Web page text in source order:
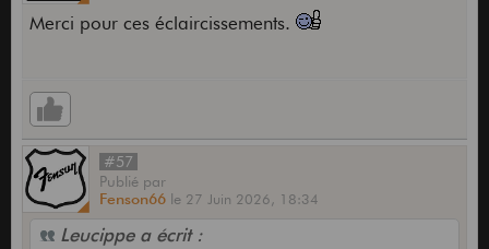
Merci pour ces éclaircissements.
#57
Publié par
Fenson66 le 27 Juin 2026, 18:34
Leucippe a écrit :